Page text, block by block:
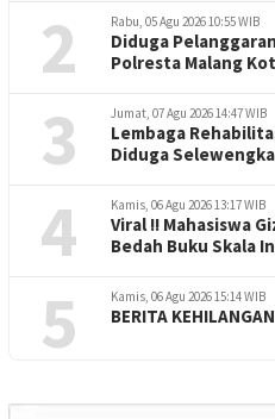
2 Rabu, 05 Agu 2026 10:55 WIB
Diduga
Polresta Malang
3 Jumat, 07 Agu 2026 14:47 WIB
Lembaga
Diduga
4 Kamis, 06 Agu 2026 13:17 WIB
Viral !! Mahasiswa
Bedah Buku Skala
5 Kamis, 06 Agu 2026 15:14 WIB
BERITA KEHILANGAN